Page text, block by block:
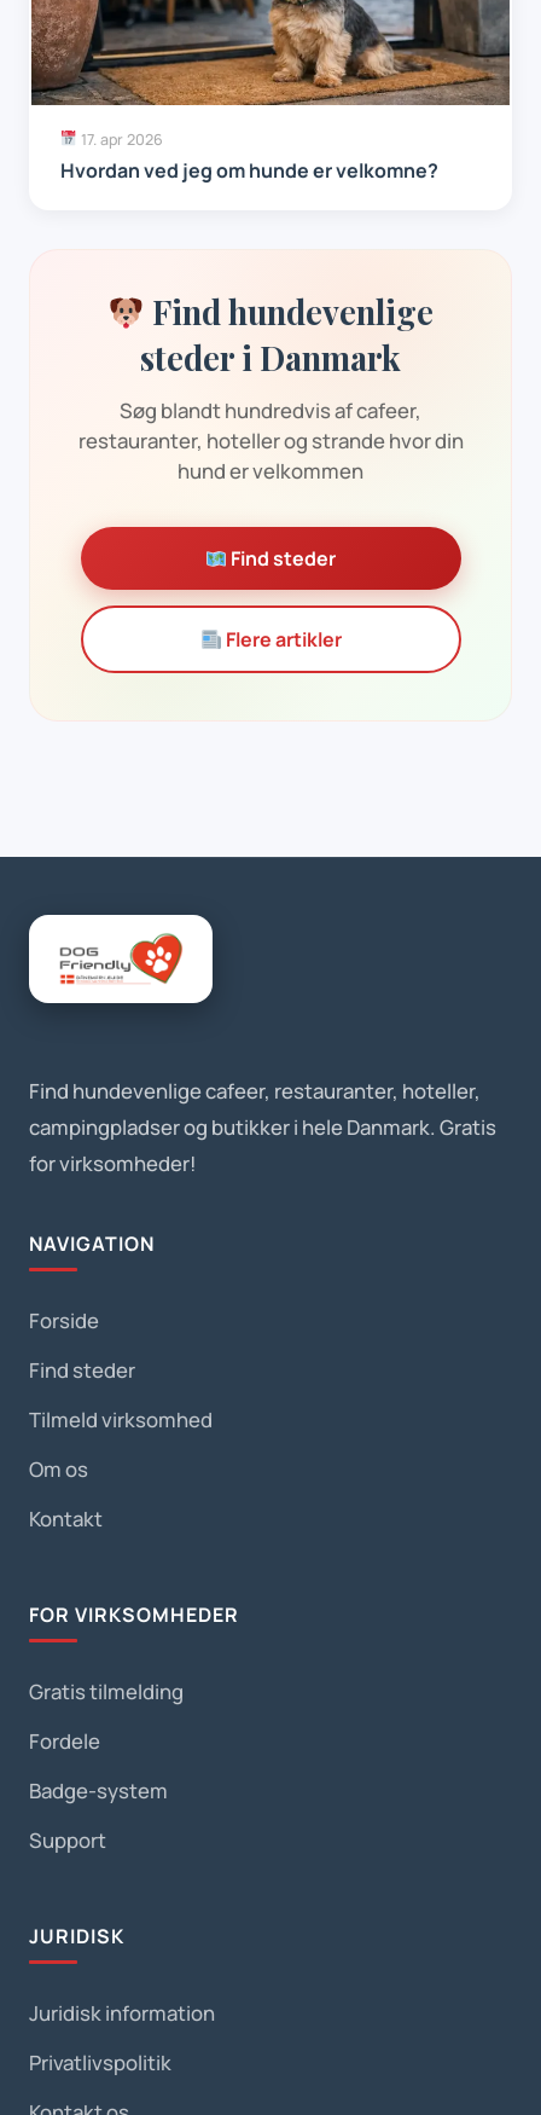
17. apr 2026
Hvordan ved jeg om hunde er velkomne?
Find hundevenlige
steder i Danmark
Søg blandt hundredvis af cafeer,
restauranter, hoteller og strande hvor din
hund er velkommen
Find steder
Flere artikler
Find hundevenlige cafeer, restauranter, hoteller,
campingpladser og butikker i hele Danmark. Gratis
for virksomheder!
NAVIGATION
Forside
Find steder
Tilmeld virksomhed
Om os
Kontakt
FOR VIRKSOMHEDER
Gratis tilmelding
Fordele
Badge-system
Support
JURIDISK
Juridisk information
Privatlivspolitik